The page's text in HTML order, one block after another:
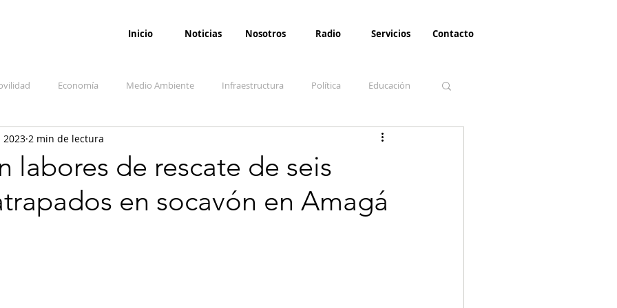
Inicio Noticias Nosotros Radio Servicios Contacto
Economía Medio Ambiente Infraestructura Política Educación
Salud Opinión Paz
y sociedad Denuncia Ciudadana Conflicto armado interno Turismo
labores de rescate de seis
en socavón en Amagá
2023 2 min de lectura